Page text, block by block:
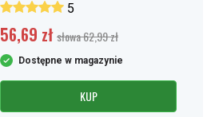
5
56,69 zł słowa 62,99 zł
Dostępne w magazynie
KUP